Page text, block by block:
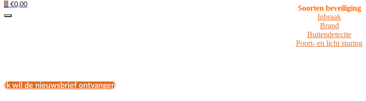
0 €0,00
Soorten beveiliging
Inbraak
Brand
Buitendetectie
Poort- en licht sturing
Ik wil de nieuwsbrief ontvangen